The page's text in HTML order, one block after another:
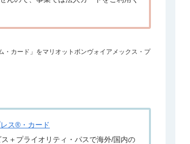
カード」をマリオットボンヴォイアメックス・プ
ス®・カード
＋プライオリティ・パスで海外/国内の